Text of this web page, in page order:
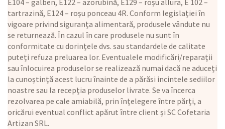
E104 – galben, E122 – azorubină, E129 – roșu allura, E 102 –
tartrazină, E124 – roșu ponceau 4R. Conform legislației în
vigoare privind siguranța alimentară, produsele vândute nu
se returnează. În cazul în care produsele nu sunt în
conformitate cu dorințele dvs. sau standardele de calitate
puteți refuza preluarea lor. Eventualele modificări/reparații
sau înlocuirea produselor se realizează numai dacă ne aduceți
la cunoștință acest lucru înainte de a părăsi incintele sediilor
noastre sau la recepția produselor livrate. Se va încerca
rezolvarea pe cale amiabilă, prin înțelegere între părți, a
oricărui eventual conflict apărut între client și SC Cofetaria
Artizan SRL.